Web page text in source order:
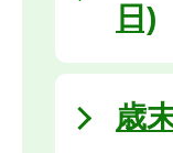
日)
歳